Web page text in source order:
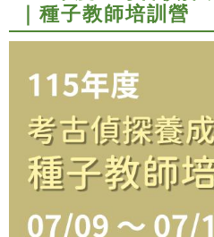
｜種子教師培訓營